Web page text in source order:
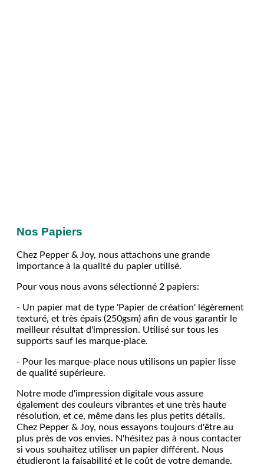
Nos Papiers
Chez Pepper & Joy, nous attachons une grande
importance à la qualité du papier utilisé.
Pour vous nous avons sélectionné 2 papiers:
- Un papier mat de type 'Papier de création' légèrement
texturé, et très épais (250gsm) afin de vous garantir le
meilleur résultat d'impression. Utilisé sur tous les
supports sauf les marque-place.
- Pour les marque-place nous utilisons un papier lisse
de qualité supérieure.
Notre mode d'impression digitale vous assure
également des couleurs vibrantes et une très haute
résolution, et ce, même dans les plus petits détails.
Chez Pepper & Joy, nous essayons toujours d'être au
plus près de vos envies. N'hésitez pas à nous contacter
si vous souhaitez utiliser un papier différent. Nous
étudieront la faisabilité et le coût de votre demande.